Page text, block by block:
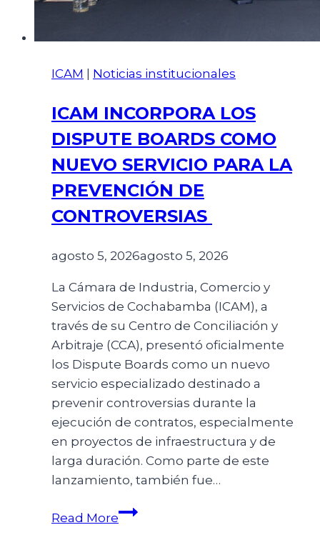
ICAM Noticias institucionales
ICAM INCORPORA LOS
DISPUTE BOARDS COMO
NUEVO SERVICIO PARA LA
PREVENCIÓN DE
CONTROVERSIAS
agosto 5, 2026agosto 5, 2026
La Cámara de Industria, Comercio y
Servicios de Cochabamba (ICAM), a
través de su Centro de Conciliación y
Arbitraje (CCA), presentó oficialmente
los Dispute Boards como un nuevo
servicio especializado destinado a
prevenir controversias durante la
ejecución de contratos, especialmente
en proyectos de infraestructura y de
larga duración. Como parte de este
lanzamiento, también fue…
Read More